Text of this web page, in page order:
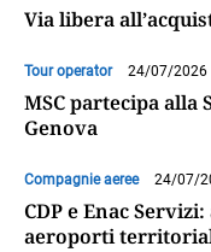
Via libera
Tour operator 24/07/2026
MSC partecipa alla
Genova
Compagnie aeree 24/07/
CDP e Enac
aeroporti